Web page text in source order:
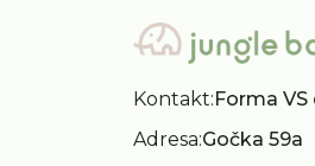
Kontakt:Forma VS
Adresa:Gočka 59a